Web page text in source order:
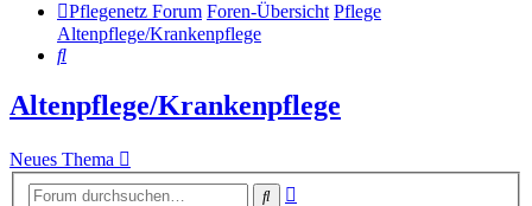
Pflegenetz Forum Foren-Übersicht Pflege
Altenpflege/Krankenpflege
Suche
Altenpflege/Krankenpflege
Neues Thema
Suche